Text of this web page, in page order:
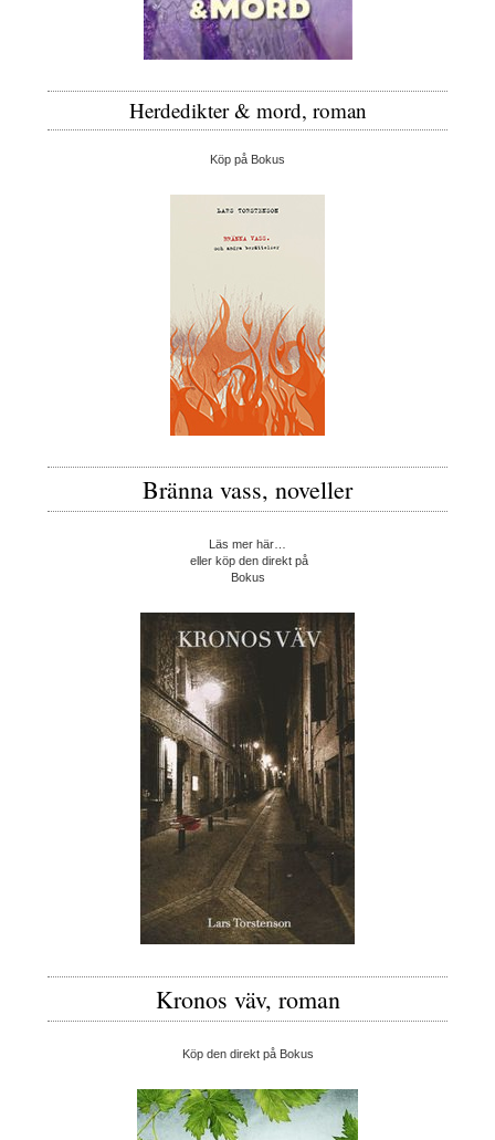
Herdedikter & mord, roman
Köp på Bokus
Bränna vass, noveller
Läs mer här…
eller köp den direkt på
Bokus
Kronos väv, roman
Köp den direkt på Bokus